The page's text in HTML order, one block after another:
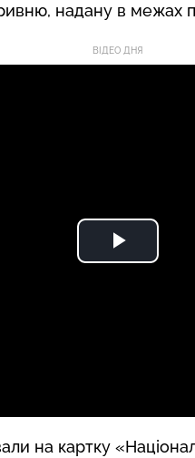
надану в межах
ВІДЕО ДНЯ
на картку